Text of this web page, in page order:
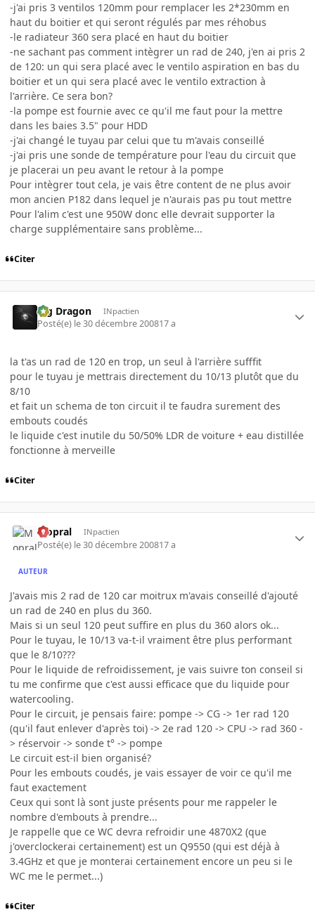
-j'ai pris 3 ventilos 120mm pour remplacer les 2*230mm en
haut du boitier et qui seront régulés par mes réhobus
-le radiateur 360 sera placé en haut du boitier
-ne sachant pas comment intègrer un rad de 240, j'en ai pris 2
de 120: un qui sera placé avec le ventilo aspiration en bas du
boitier et un qui sera placé avec le ventilo extraction à
l'arrière. Ce sera bon?
-la pompe est fournie avec ce qu'il me faut pour la mettre
dans les baies 3.5" pour HDD
-j'ai changé le tuyau par celui que tu m'avais conseillé
-j'ai pris une sonde de température pour l'eau du circuit que
je placerai un peu avant le retour à la pompe
Pour intègrer tout cela, je vais être content de ne plus avoir
mon ancien P182 dans lequel je n'aurais pas pu tout mettre
Pour l'alim c'est une 950W donc elle devrait supporter la
charge supplémentaire sans problème...
Citer
Big Dragon INpactien
Posté(e) le 30 décembre 200817 a
la t'as un rad de 120 en trop, un seul à l'arrière sufffit
pour le tuyau je mettrais directement du 10/13 plutôt que du
8/10
et fait un schema de ton circuit il te faudra surement des
embouts coudés
le liquide c'est inutile du 50/50% LDR de voiture + eau distillée
fonctionne à merveille
Citer
Mopral INpactien
Posté(e) le 30 décembre 200817 a
AUTEUR
J'avais mis 2 rad de 120 car moitrux m'avais conseillé d'ajouté
un rad de 240 en plus du 360.
Mais si un seul 120 peut suffire en plus du 360 alors ok...
Pour le tuyau, le 10/13 va-t-il vraiment être plus performant
que le 8/10???
Pour le liquide de refroidissement, je vais suivre ton conseil si
tu me confirme que c'est aussi efficace que du liquide pour
watercooling.
Pour le circuit, je pensais faire: pompe -> CG -> 1er rad 120
(qu'il faut enlever d'après toi) -> 2e rad 120 -> CPU -> rad 360 -
> réservoir -> sonde t° -> pompe
Le circuit est-il bien organisé?
Pour les embouts coudés, je vais essayer de voir ce qu'il me
faut exactement
Ceux qui sont là sont juste présents pour me rappeler le
nombre d'embouts à prendre...
Je rappelle que ce WC devra refroidir une 4870X2 (que
j'overclockerai certainement) est un Q9550 (qui est déjà à
3.4GHz et que je monterai certainement encore un peu si le
WC me le permet...)
Citer